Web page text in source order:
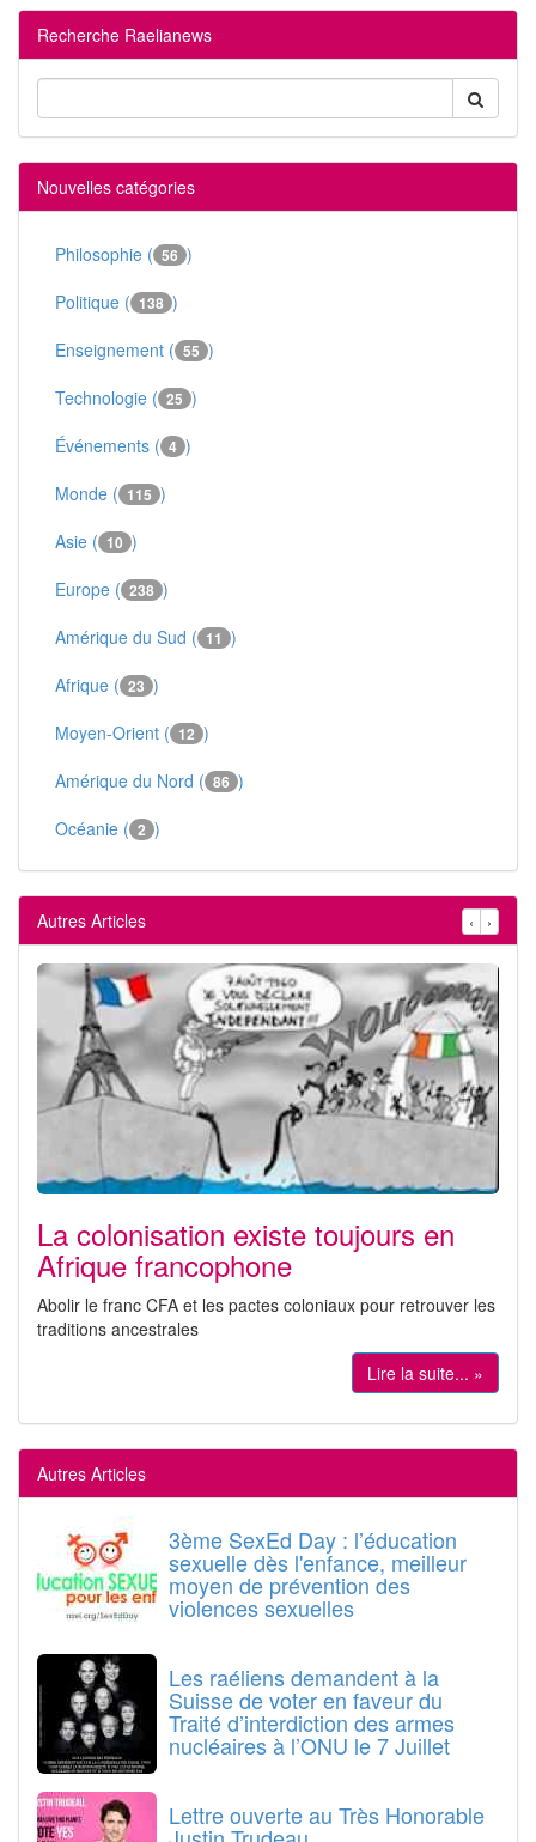
Recherche Raelianews
Nouvelles catégories
Philosophie ( 56 )
Politique ( 138 )
Enseignement ( 55 )
Technologie ( 25 )
Événements ( 4 )
Monde ( 115 )
Asie ( 10 )
Europe ( 238 )
Amérique du Sud ( 11 )
Afrique ( 23 )
Moyen-Orient ( 12 )
Amérique du Nord ( 86 )
Océanie ( 2 )
Autres Articles ‹ ›
La colonisation existe toujours en
Afrique francophone
Abolir le franc CFA et les pactes coloniaux pour retrouver les
traditions ancestrales
Lire la suite... »
Autres Articles
3ème SexEd Day : l’éducation
sexuelle dès l'enfance, meilleur
moyen de prévention des
violences sexuelles
Les raéliens demandent à la
Suisse de voter en faveur du
Traité d’interdiction des armes
nucléaires à l’ONU le 7 Juillet
Lettre ouverte au Très Honorable